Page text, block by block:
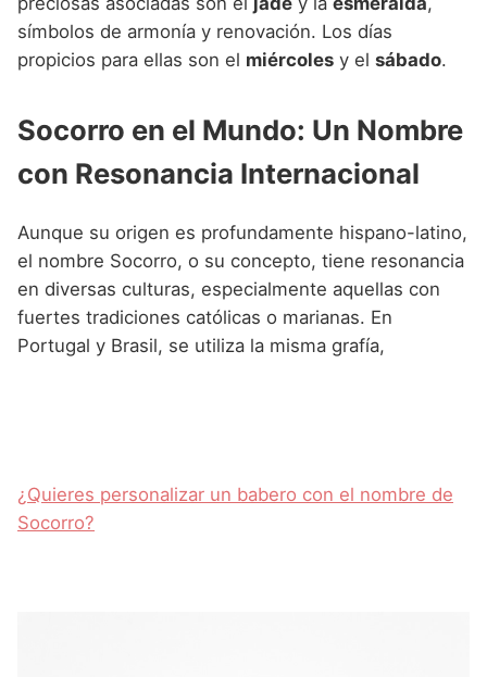
símbolos de armonía y renovación. Los días
propicios para ellas son el miércoles y el sábado.
Socorro en el Mundo: Un Nombre
con Resonancia Internacional
Aunque su origen es profundamente hispano-latino,
el nombre Socorro, o su concepto, tiene resonancia
en diversas culturas, especialmente aquellas con
fuertes tradiciones católicas o marianas. En
Portugal y Brasil, se utiliza la misma grafía,
¿Quieres personalizar un babero con el nombre de
Socorro?